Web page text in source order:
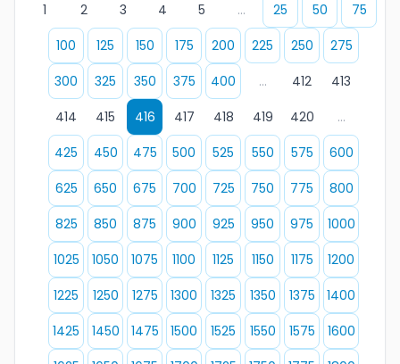
1
2 3 4 5 ... 25 50
75
100
125 150 175 200 225 250
275
300
325 350 375 400 ... 412
413
414
415 416 417 418 419 420
...
425
450 475 500 525 550 575
600
625
650 675 700 725 750 775
800
825
850 875 900 925 950 975
1000
1025
1050 1075 1100 1125 1150 1175
1200
1225
1250 1275 1300 1325 1350 1375
1400
1425
1450 1475 1500 1525 1550 1575
1600